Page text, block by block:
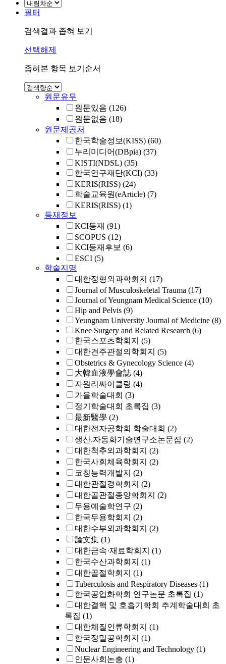
필터
검색결과 좁혀 보기
선택해제
좁혀본 항목 보기순서
원문유무
원문있음 (126)
원문없음 (18)
원문제공처
한국학술정보(KISS) (60)
누리미디어(DBpia) (37)
KISTI(NDSL) (35)
한국연구재단(KCI) (33)
KERIS(RISS) (24)
학술교육원(eArticle) (7)
KERIS(RISS) (1)
등재정보
KCI등재 (91)
SCOPUS (12)
KCI등재후보 (6)
ESCI (5)
학술지명
대한정형외과학회지 (17)
Journal of Musculoskeletal Trauma (17)
Journal of Yeungnam Medical Science (10)
Hip and Pelvis (9)
Yeungnam University Journal of Medicine (8)
Knee Surgery and Related Research (6)
한국스포츠학회지 (5)
대한견주관절의학회지 (5)
Obstetrics & Gynecology Science (4)
大韓血液學會誌 (4)
자원리싸이클링 (4)
가을학술대회 (3)
정기학술대회 초록집 (3)
最新醫學 (2)
대한전자공학회 학술대회 (2)
생산.자동화기술연구소논문집 (2)
대한척추외과학회지 (2)
한국사회체육학회지 (2)
코칭능력개발지 (2)
대한관절경학회지 (2)
대한골관절종양학회지 (2)
무용예술학연구 (2)
한국무용학회지 (2)
대한수부외과학회지 (2)
論文集 (1)
대한금속·재료학회지 (1)
한국수산과학회지 (1)
대한골절학회지 (1)
Tuberculosis and Respiratory Diseases (1)
한국공업화학회 연구논문 초록집 (1)
대한결핵 및 호흡기학회 추계학술대회 초
록집 (1)
대한체질인류학회지 (1)
한국정밀공학회지 (1)
Nuclear Engineering and Technology (1)
인문사회논총 (1)